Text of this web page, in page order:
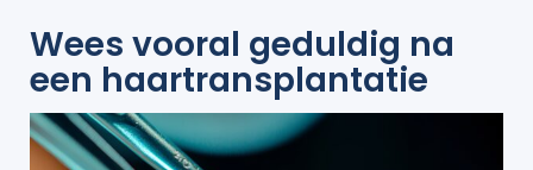
Wees vooral geduldig na
een haartransplantatie